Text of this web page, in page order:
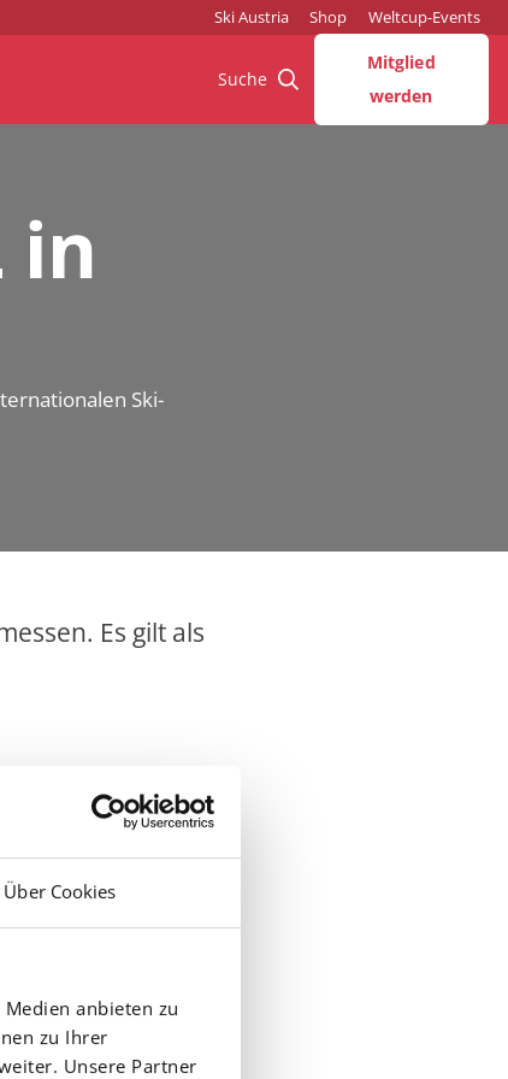
Über Cookies
anbieten zu
zu Ihrer
Unsere Partner
Ski Austria Shop Weltcup-Events
Suche
Mitglied
werden
in
Ski-
Es gilt als